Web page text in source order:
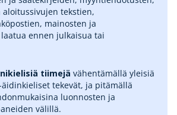
aloitussivujen tekstien,
mainosten ja
ennen julkaisua tai
tiimejä vähentämällä yleisiä
tekevät, ja pitämällä
luonnosten ja
välillä.